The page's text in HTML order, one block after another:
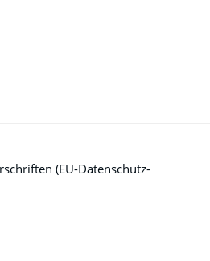
(EU-Datenschutz-